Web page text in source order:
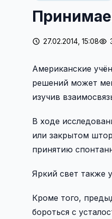
27.02.2014, 15:08
Американские
решений может
изучив
В ходе
или закрытом
принятию
Яркий свет также
Кроме того,
бороться с